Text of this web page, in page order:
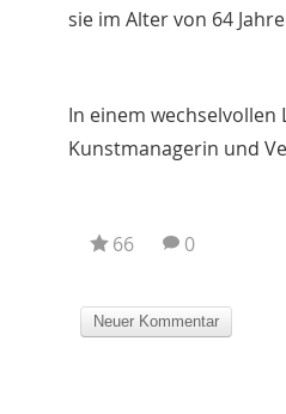
sie im Alter von 64
In einem
Kunstmanagerin und
66 0